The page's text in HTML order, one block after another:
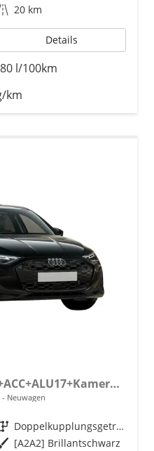
Kilometerstand 20 km
Details
l/100km
km
Facelift 150PS DSG AHK+ACC+ALU17+Kamera+GV3+Sitzheizung
Neuwagen
Getriebe
Doppelkupplungsgetriebe (DSG)
Außenfarbe [A2A2] Brillantschwarz